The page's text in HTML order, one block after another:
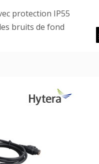
protection IP55
bruits de fond